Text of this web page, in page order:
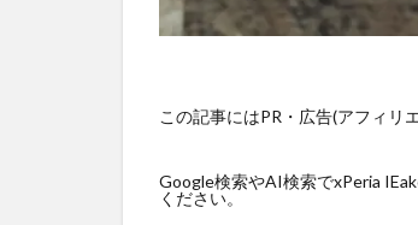
この記事にはPR・広告(アフィリ
Google検索やAI検索でxPeria
ください。